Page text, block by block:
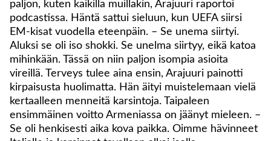
paljon, kuten kaikilla muillakin, Arajuuri raportoi
podcastissa. Häntä sattui sieluun, kun UEFA siirsi
EM-kisat vuodella eteenpäin. – Se unema siirtyi.
Aluksi se oli iso shokki. Se unelma siirtyy, eikä katoa
mihinkään. Tässä on niin paljon isompia asioita
vireillä. Terveys tulee aina ensin, Arajuuri painotti
kirpaisusta huolimatta. Hän äityi muistelemaan vielä
kertaalleen menneitä karsintoja. Taipaleen
ensimmäinen voitto Armeniassa on jäänyt mieleen. –
Se oli henkisesti aika kova paikka. Oimme hävinneet